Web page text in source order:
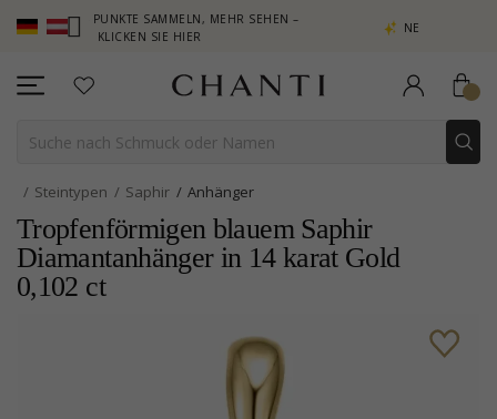
– PUNKTE SAMMELN, MEHR SEHEN –
KLICKEN SIE HIER
NEW COLLECTION | AURA
Steintypen Saphir Anhänger
Tropfenförmigen blauem Saphir
Diamantanhänger in 14 karat Gold
0,102 ct